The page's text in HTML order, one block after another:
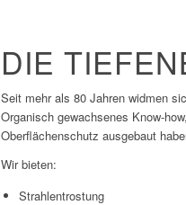
DIE
Seit mehr als 80 Jahren widmen
Organisch gewachsenes Know-
Oberflächenschutz ausgebaut
Wir bieten:
Strahlentrostung